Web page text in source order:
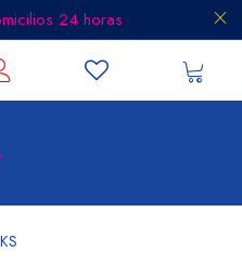
24 horas